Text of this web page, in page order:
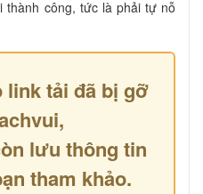
thành công, tức là phải tự nỗ
link tải đã bị gỡ
lưu thông tin
tham khảo.